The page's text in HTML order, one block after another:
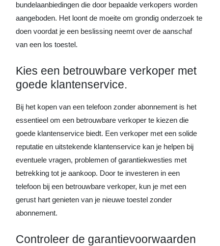
bundelaanbiedingen die door bepaalde verkopers worden
aangeboden. Het loont de moeite om grondig onderzoek te
doen voordat je een beslissing neemt over de aanschaf
van een los toestel.
Kies een betrouwbare verkoper met
goede klantenservice.
Bij het kopen van een telefoon zonder abonnement is het
essentieel om een betrouwbare verkoper te kiezen die
goede klantenservice biedt. Een verkoper met een solide
reputatie en uitstekende klantenservice kan je helpen bij
eventuele vragen, problemen of garantiekwesties met
betrekking tot je aankoop. Door te investeren in een
telefoon bij een betrouwbare verkoper, kun je met een
gerust hart genieten van je nieuwe toestel zonder
abonnement.
Controleer de garantievoorwaarden